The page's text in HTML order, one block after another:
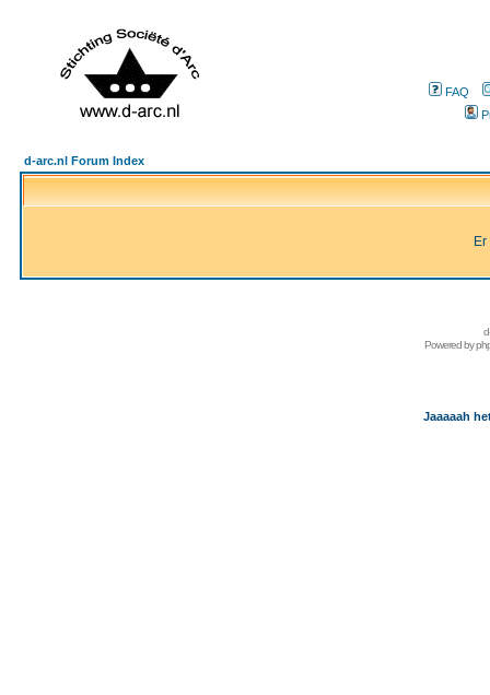
FAQ
d-arc.nl Forum Index
Powered by
Jaaaaah